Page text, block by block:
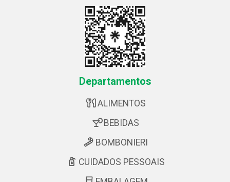
Departamentos
ALIMENTOS
BEBIDAS
BOMBONIERI
CUIDADOS PESSOAIS